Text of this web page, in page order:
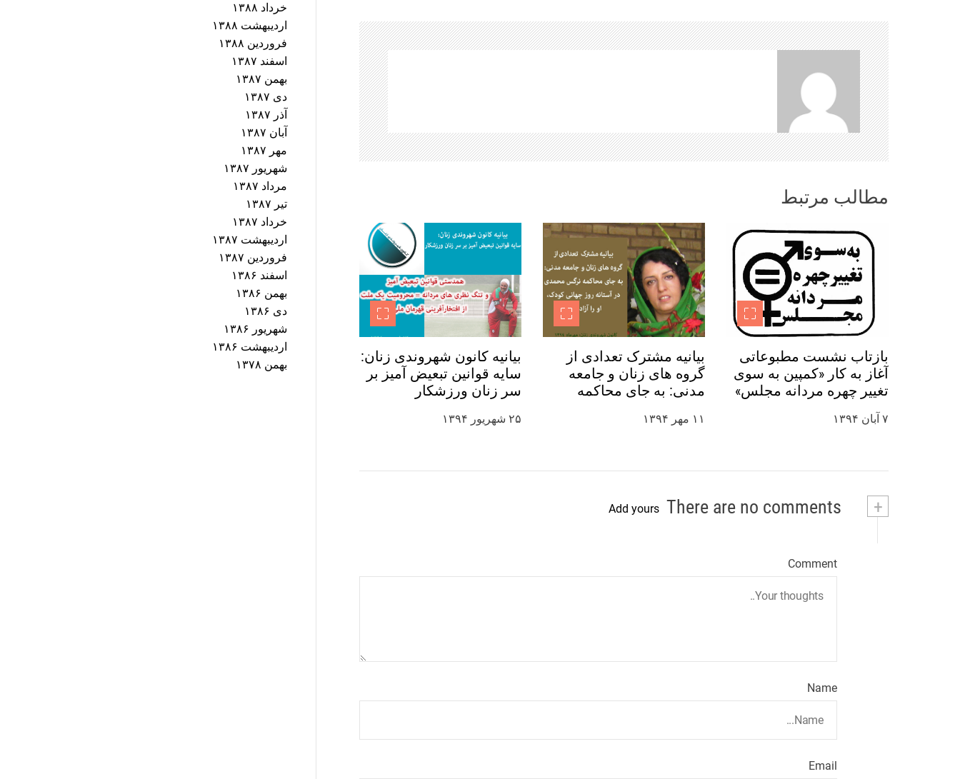
ب
ر
ی
ن
و
ش
مطالب مرتبط
بازتاب نشست مطبوعاتی
آغاز به کار «کمپین به سوی
تغییر چهره مردانه مجلس»
در رسانه ها
۷ آبان ۱۳۹۴
بیانیه مشترک تعدادی از
گروه های زنان و جامعه
مدنی: به جای محاکمه
روز جهانی کودک، او را آزاد
۱۱ مهر ۱۳۹۴
بیانیه کانون شهروندی زنان:
سایه قوانین تبعیض آمیز بر
سر زنان ورزشکار
۲۵ شهریور ۱۳۹۴
+
Add yours
Comment
Name
Email
خرداد ۱۳۸۸
اردیبهشت ۱۳۸۸
فروردین ۱۳۸۸
اسفند ۱۳۸۷
بهمن ۱۳۸۷
دی ۱۳۸۷
آذر ۱۳۸۷
آبان ۱۳۸۷
مهر ۱۳۸۷
شهریور ۱۳۸۷
مرداد ۱۳۸۷
تیر ۱۳۸۷
خرداد ۱۳۸۷
اردیبهشت ۱۳۸۷
فروردین ۱۳۸۷
اسفند ۱۳۸۶
بهمن ۱۳۸۶
دی ۱۳۸۶
شهریور ۱۳۸۶
اردیبهشت ۱۳۸۶
بهمن ۱۳۷۸